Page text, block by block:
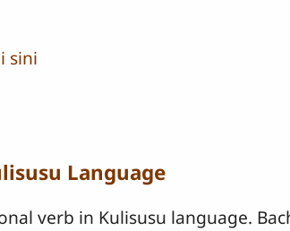
sini
Language
verb in Kulisusu language.